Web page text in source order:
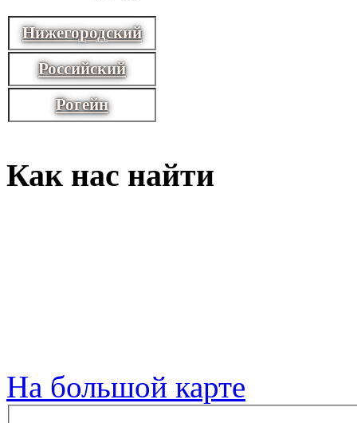
Нижегородский
Российский
Рогейн
Как нас найти
На большой карте